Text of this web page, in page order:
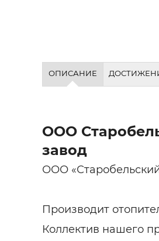
ОПИСАНИЕ
ООО
завод
ООО
Производит
Коллектив нашего